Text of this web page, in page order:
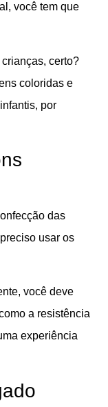
você tem que
certo?
coloridas e
por
das
usar os
você deve
a resistência
experiência